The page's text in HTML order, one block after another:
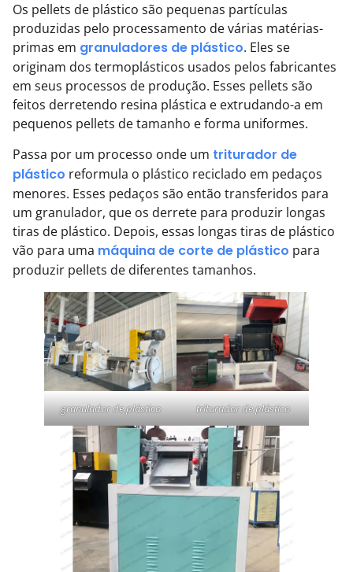
Os pellets de plástico são pequenas partículas
produzidas pelo processamento de várias matérias-
primas em granuladores de plástico. Eles se
originam dos termoplásticos usados pelos fabricantes
em seus processos de produção. Esses pellets são
feitos derretendo resina plástica e extrudando-a em
pequenos pellets de tamanho e forma uniformes.
Passa por um processo onde um triturador de
plástico reformula o plástico reciclado em pedaços
menores. Esses pedaços são então transferidos para
um granulador, que os derrete para produzir longas
tiras de plástico. Depois, essas longas tiras de plástico
vão para uma máquina de corte de plástico para
produzir pellets de diferentes tamanhos.
granulador de plástico triturador de plástico